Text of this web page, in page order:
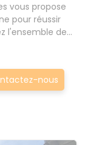
vous propose
: Le
de réussir
et murs.
nous